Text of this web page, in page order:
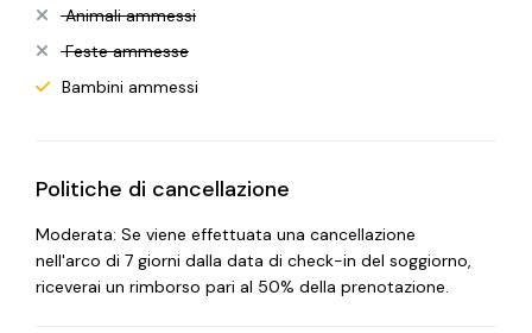
Animali ammessi
Feste ammesse
Bambini ammessi
Politiche di cancellazione
Moderata: Se viene effettuata una cancellazione
nell'arco di 7 giorni dalla data di check-in del soggiorno,
riceverai un rimborso pari al 50% della prenotazione.